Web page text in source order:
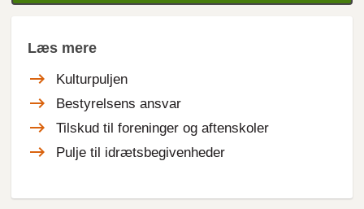
Læs mere
Kulturpuljen
Bestyrelsens ansvar
Tilskud til foreninger og aftenskoler
Pulje til idrætsbegivenheder